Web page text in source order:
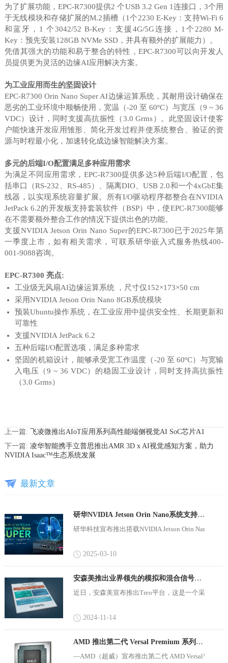
为了扩展功能，EPC-R7300提供2 个USB 3.2 Gen 1连接口，3个用
于无线模块和存储扩展的M.2插槽（1个2230 E-Key：支持Wi-Fi 6
和蓝牙，1 个3042/52 B-Key：支援4G/5G连接，1个2280 M-
Key：预先安装128GB NVMe SSD，并具有额外的扩展能力）。
凭借其强大的功能和易于整合的特性，EPC-R7300可以向开发人
员提供更为灵活的边缘AI应用解决方案。
为工业应用而生的坚固设计
EPC-R7300 Orin Nano Super AI边缘运算系统，其耐用设计确保在
恶劣的工业环境中顺畅使用，宽温（-20 至 60ºC）与宽压（9 ~ 36
VDC）设计，同时支援高抗振性（3.0 Grms）。此坚固设计使客
户能快速开发应用雏形、简化开发过程并使系统整合、验证的资
源与时程最小化，加速转化成边缘智能解决方案。
多元的后端I/O配置满足多种应用需求
为满足不同应用需求，EPC-R7300提供多达5种后端I/O配置，包
括串口（RS-232、RS-485）、隔离DIO、USB 2.0和一个4xGbE集
线器，以实现系统容量扩展。所有I/O驱动程序都整合在NVIDIA
JetPack 6.2的开发板支持套装软件（BSP）中，使EPC-R7300能够
在不需要额外整合工作的情况下提供出色的功能。
支援NVIDIA Jetson Orin Nano Super的EPC-R7300已于2025年第
一季度上市，如有相关需求，可联系研华嵌入式服务热线400-
001-9088咨询。
EPC-R7300 亮点:
工业级无风扇AI边缘运算系统 ，尺寸仅152×173×50 cm
采用NVIDIA Jetson Orin Nano 8GB系统模块
预装Ubuntu操作系统，在工业应用中提供安全性、长期更新和
可靠性
支援NVIDIA JetPack 6.2
五种后端I/O配置选项，满足多种需求
坚固的机箱设计，能够承受宽工作温度（-20 至 60ºC）与宽输
入电压（9 ~ 36 VDC）的稳固工业设计，同时支持高抗振性
（3.0 Grms）
上一篇:
飞凌微推出AIoT应用系列高性能端侧视觉AI SoC芯片A1
下一篇: 凌华智能携手立普思推出AMR 3D x AI视觉感知方案，助力
NVIDIA Isaac™生态系统发展
最新文章
研华NVIDIA Jetson Orin Nano系统支持Super Mode 提升生成式...
研华科技宣布推出搭载NVIDIA Jetson Orin Nano
2025-03-10
安森美推出业界领先的模拟和混合信号平台
近日，安森美宣布推出Treo平台，这是一个采用先
2024-11-14
AMD 推出第二代 Versal Premium 系列满足数据密集型工作负...
—AMD（超威）宣布推出第二代 AMD Versal™